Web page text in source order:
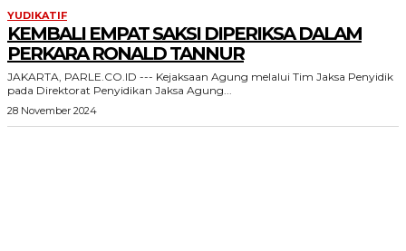
YUDIKATIF
KEMBALI EMPAT SAKSI DIPERIKSA DALAM
PERKARA RONALD TANNUR
JAKARTA, PARLE.CO.ID --- Kejaksaan Agung melalui Tim Jaksa Penyidik
pada Direktorat Penyidikan Jaksa Agung...
28 November 2024